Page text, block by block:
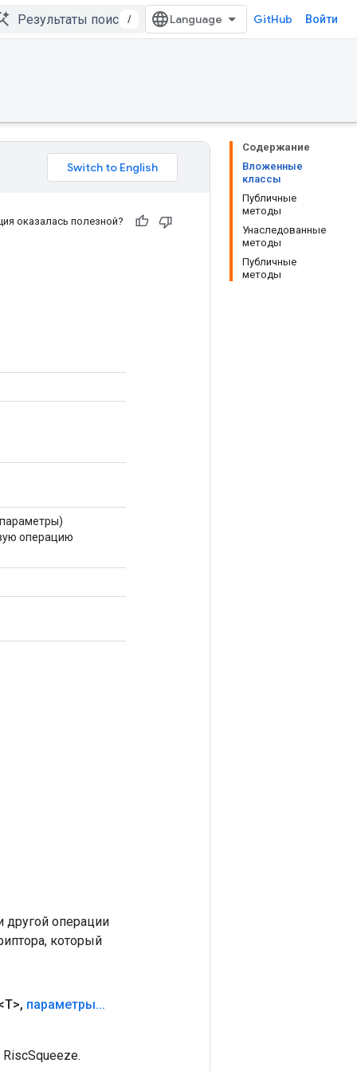
/ GitHub Войти
Содержание
Вложенные
классы
Публичные
методы
Унаследованные
методы
Публичные
методы
оказалась полезной?
параметры)
операцию
операции
который
, параметры...